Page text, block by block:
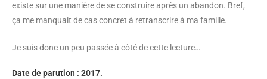
existe sur une manière de se construire après un abandon. Bref,
ça me manquait de cas concret à retranscrire à ma famille.
Je suis donc un peu passée à côté de cette lecture…
Date de parution : 2017.